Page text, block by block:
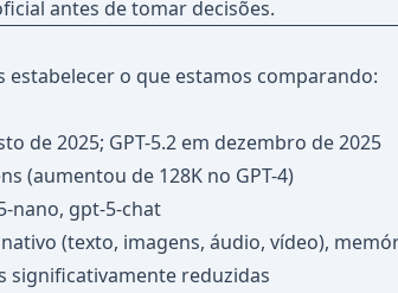
antes de tomar decisões.
o que estamos comparando:
de 2025; GPT-5.2 em dezembro de 2025
(aumentou de 128K no GPT-4)
nano, gpt-5-chat
(texto, imagens, áudio, vídeo),
significativamente reduzidas